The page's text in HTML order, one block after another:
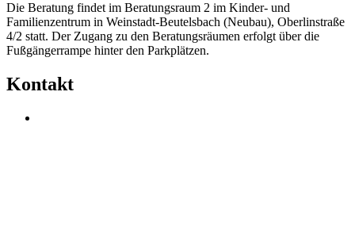
Die Beratung findet im Beratungsraum 2 im Kinder- und
Familienzentrum in Weinstadt-Beutelsbach (Neubau), Oberlinstraße
4/2 statt. Der Zugang zu den Beratungsräumen erfolgt über die
Fußgängerrampe hinter den Parkplätzen.
Kontakt